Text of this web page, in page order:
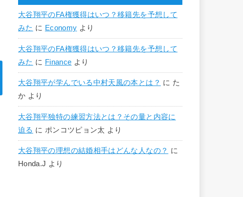
大谷翔平のFA権獲得はいつ？移籍先を予想して
みた に Economy より
大谷翔平のFA権獲得はいつ？移籍先を予想して
みた に Finance より
大谷翔平が学んでいる中村天風の本とは？ に た
か より
大谷翔平独特の練習方法とは？その量と内容に
迫る に ポンコツピョン太 より
大谷翔平の理想の結婚相手はどんな人なの？
に
Honda.J より